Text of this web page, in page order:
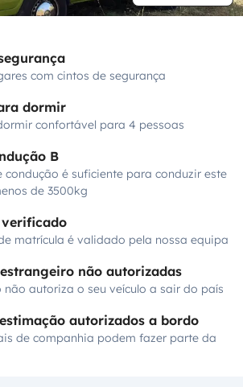
com cintos de segurança
dormir
confortável para 4 pessoas
B
condução é suficiente para conduzir este
de 3500kg
verificado
matrícula é validado pela nossa equipa
não autorizadas
autoriza o seu veículo a sair do país
autorizados a bordo
de companhia podem fazer parte da